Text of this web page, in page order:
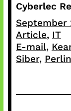
Cyberlec
September
Article, IT
E-mail,
Siber,